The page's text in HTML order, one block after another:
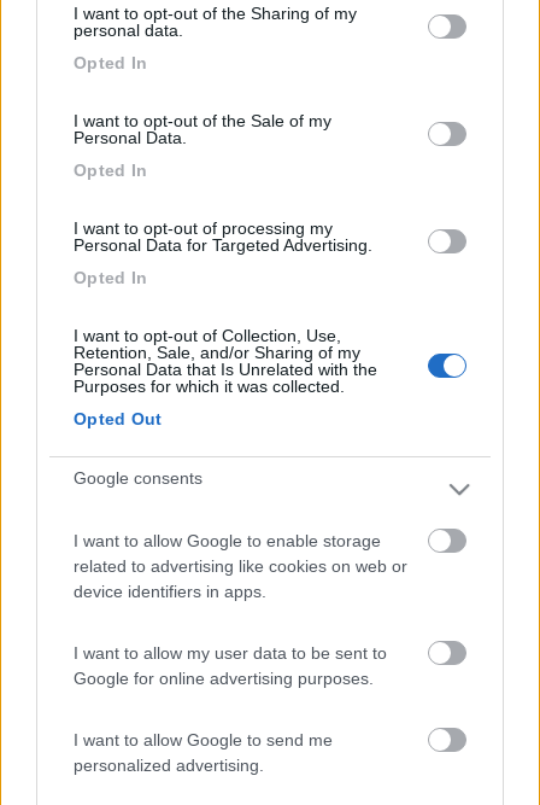
not limited to your visit or usage behaviour. You may click to
grant or deny consent to Google and its third-party tags to
use your data for below specified purposes in below Google
I want to opt-out of the Sharing of my
personal data.
Opted In
I want to opt-out of the Sale of my
Personal Data.
Opted In
I want to opt-out of processing my
Personal Data for Targeted Advertising.
Opted In
I want to opt-out of Collection, Use,
Retention, Sale, and/or Sharing of my
Personal Data that Is Unrelated with the
Purposes for which it was collected.
Opted Out
Google consents
I want to allow Google to enable storage
related to advertising like cookies on web or
device identifiers in apps.
I want to allow my user data to be sent to
Google for online advertising purposes.
I want to allow Google to send me
personalized advertising.
Ciao, Faros
nebris
Inserito il20/06/2011 alle:08:58:39
19/06/2011 22:57:50 (
>Su 6000 Km di costa le spiagge di sabbia sono veramente
poche. Basterebbe leggere sul link che hai indicato!! Ciò non
toglie che le poche spiagge esistenti siano particolarmente
prossimo mese,ma se uno cerca spiagge lo metterei in guardia
che sono poche!Ciao. Gianni
PROMO fino al 23/08/26
Area Sosta Camper Orobie
Ardesio(BG)
Not baed night
945